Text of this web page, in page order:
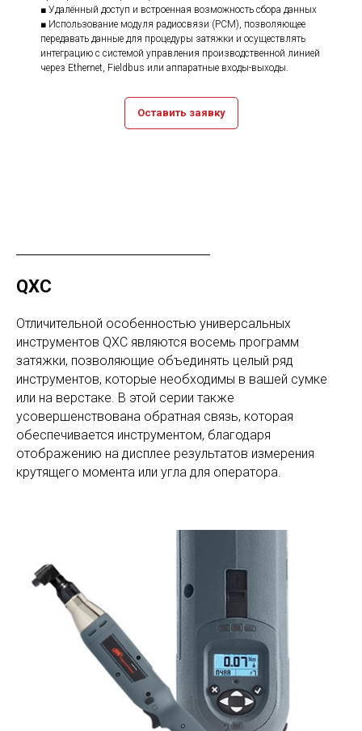
■ Удалённый доступ и встроенная возможность сбора данных
■ Использование модуля радиосвязи (PCM), позволяющее
передавать данные для процедуры затяжки и осуществлять
интеграцию с системой управления производственной линией
через Ethernet, Fieldbus или аппаратные входы-выходы.
Оставить заявку
QXС
Отличительной особенностью универсальных
инструментов QXC являются восемь программ
затяжки, позволяющие объединять целый ряд
инструментов, которые необходимы в вашей сумке
или на верстаке. В этой серии также
усовершенствована обратная связь, которая
обеспечивается инструментом, благодаря
отображению на дисплее результатов измерения
крутящего момента или угла для оператора.